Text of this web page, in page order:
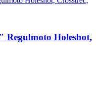
Regulmoto Holeshot,